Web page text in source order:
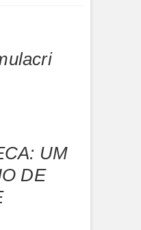
UM
DE